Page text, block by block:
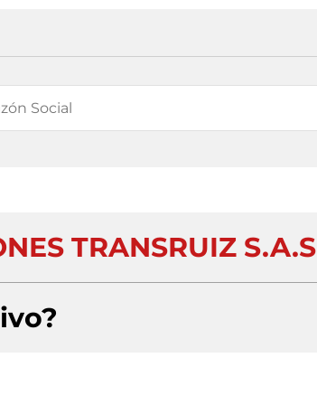
TRANSRUIZ S.A.S